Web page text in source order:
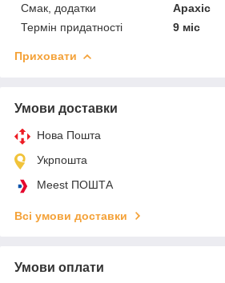
Смак, додатки
Арахіс
Термін придатності
9 міс
Приховати
Умови доставки
Нова Пошта
Укрпошта
Meest ПОШТА
Всі умови доставки
Умови оплати